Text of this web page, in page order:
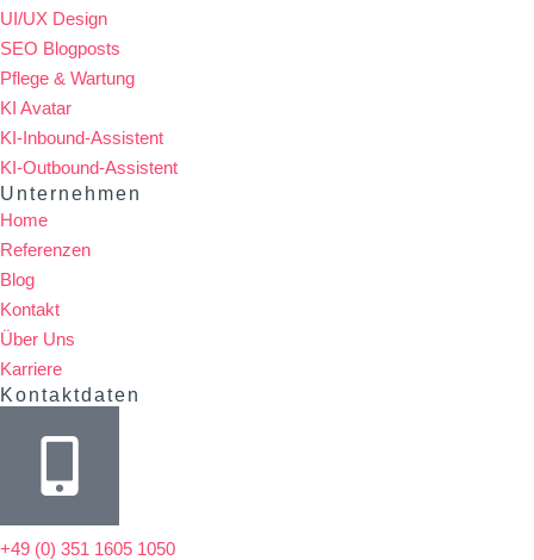
UI/UX Design
SEO Blogposts
Pflege & Wartung
KI Avatar
KI-Inbound-Assistent
KI-Outbound-Assistent
Unternehmen
Home
Referenzen
Blog
Kontakt
Über Uns
Karriere
Kontaktdaten
+49 (0) 351 1605 1050